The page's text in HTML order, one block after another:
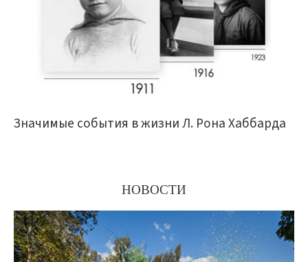
Значимые события в жизни Л. Рона Хаббарда
НОВОСТИ